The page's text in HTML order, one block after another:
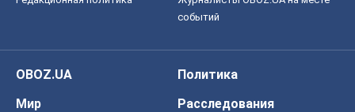
событий
OBOZ.UA
Политика
Мир
Расследования